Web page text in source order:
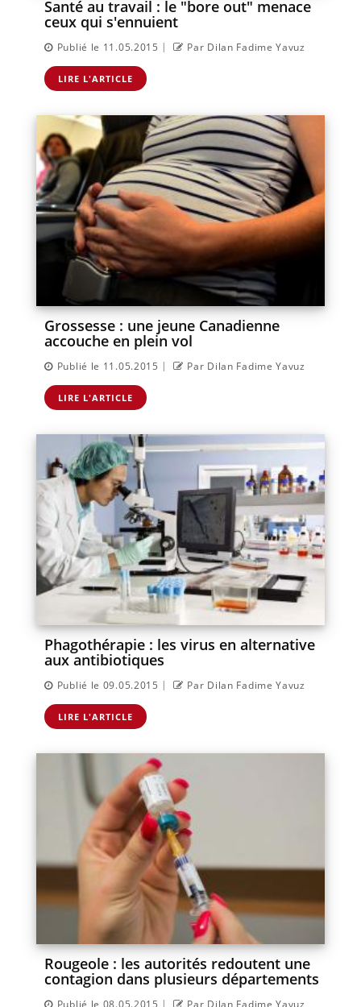
Santé au travail : le "bore out" menace
ceux qui s'ennuient
Publié le 11.05.2015 | Par Dilan Fadime Yavuz
LIRE L'ARTICLE
Grossesse : une jeune Canadienne
accouche en plein vol
Publié le 11.05.2015 | Par Dilan Fadime Yavuz
LIRE L'ARTICLE
Phagothérapie : les virus en alternative
aux antibiotiques
Publié le 09.05.2015 | Par Dilan Fadime Yavuz
LIRE L'ARTICLE
Rougeole : les autorités redoutent une
contagion dans plusieurs départements
Publié le 08.05.2015 | Par Dilan Fadime Yavuz